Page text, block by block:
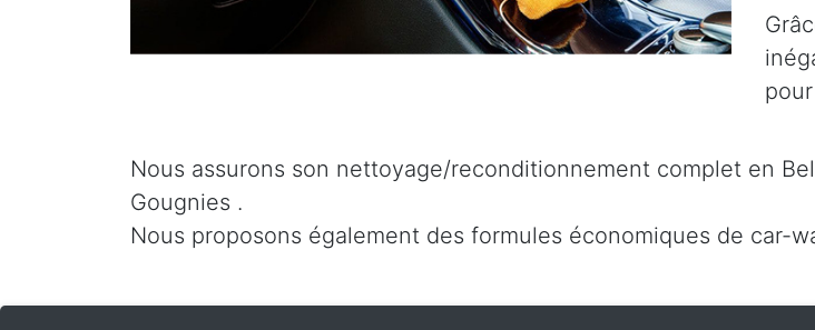
Nous assurons son nettoyage/reconditionnement complet en
Gougnies .
Nous proposons également des formules économiques de car-